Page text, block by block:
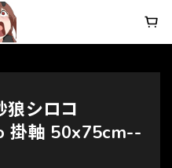
シロコ
掛軸 50x75cm--